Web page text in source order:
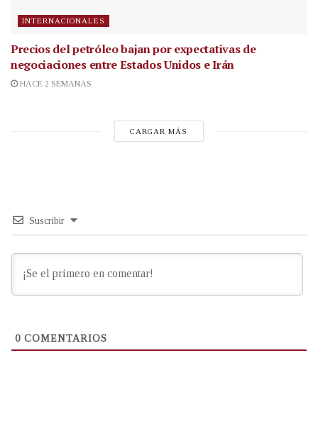
INTERNACIONALES
Precios del petróleo bajan por expectativas de
negociaciones entre Estados Unidos e Irán
HACE 2 SEMANAS
CARGAR MÁS
Suscribir
0 COMENTARIOS